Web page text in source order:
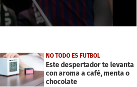
NO TODO ES FUTBOL
Este despertador te levanta
con aroma a café, menta o
chocolate